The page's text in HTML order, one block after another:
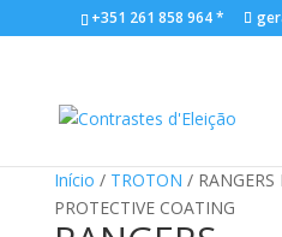
+351 261 858 964 *
Início / TROTON / RANGERS
PROTECTIVE COATING